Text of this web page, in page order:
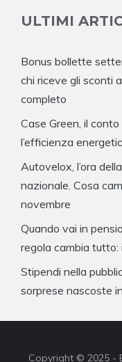
ULTIMI
Bonus bollette
chi riceve gli sconti
completo
Case Green, il
l’efficienza
Autovelox, l’ora
nazionale. Cosa
novembre
Quando vai in
regola cambia
Stipendi nella
sorprese nascoste
Copyright © 2025 -